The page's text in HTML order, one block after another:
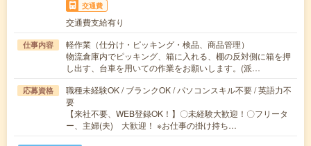
交通費
交通費支給有り
仕事内容
軽作業（仕分け・ピッキング・検品、商品管理）
物流倉庫内でピッキング、箱に入れる、棚の反対側に箱を押
し出す、台車を用いての作業をお願いします。(派…
応募資格
職種未経験OK / ブランクOK / パソコンスキル不要 / 英語力不
要
【来社不要、WEB登録OK！】〇未経験大歓迎！〇フリータ
ー、主婦(夫) 大歓迎！ ※お仕事の掛け持ち…